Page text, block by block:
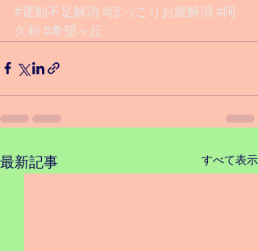
#運動不足解消 #ぽっこりお腹解消 #阿
久和 #希望ヶ丘
最新記事 すべて表示